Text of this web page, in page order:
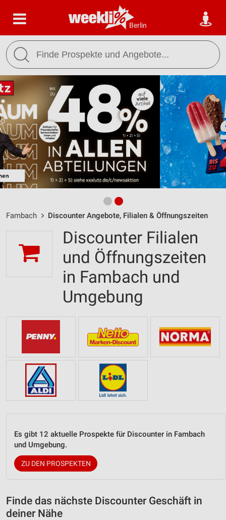
Berlin
Fambach Discounter Angebote, Filialen & Öffnungszeiten
Discounter Filialen
und Öffnungszeiten
in Fambach und
Umgebung
Es gibt 12 aktuelle Prospekte für Discounter in Fambach
und Umgebung.
ZU DEN PROSPEKTEN
Finde das nächste Discounter Geschäft in
deiner Nähe